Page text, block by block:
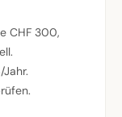
CHF 300,